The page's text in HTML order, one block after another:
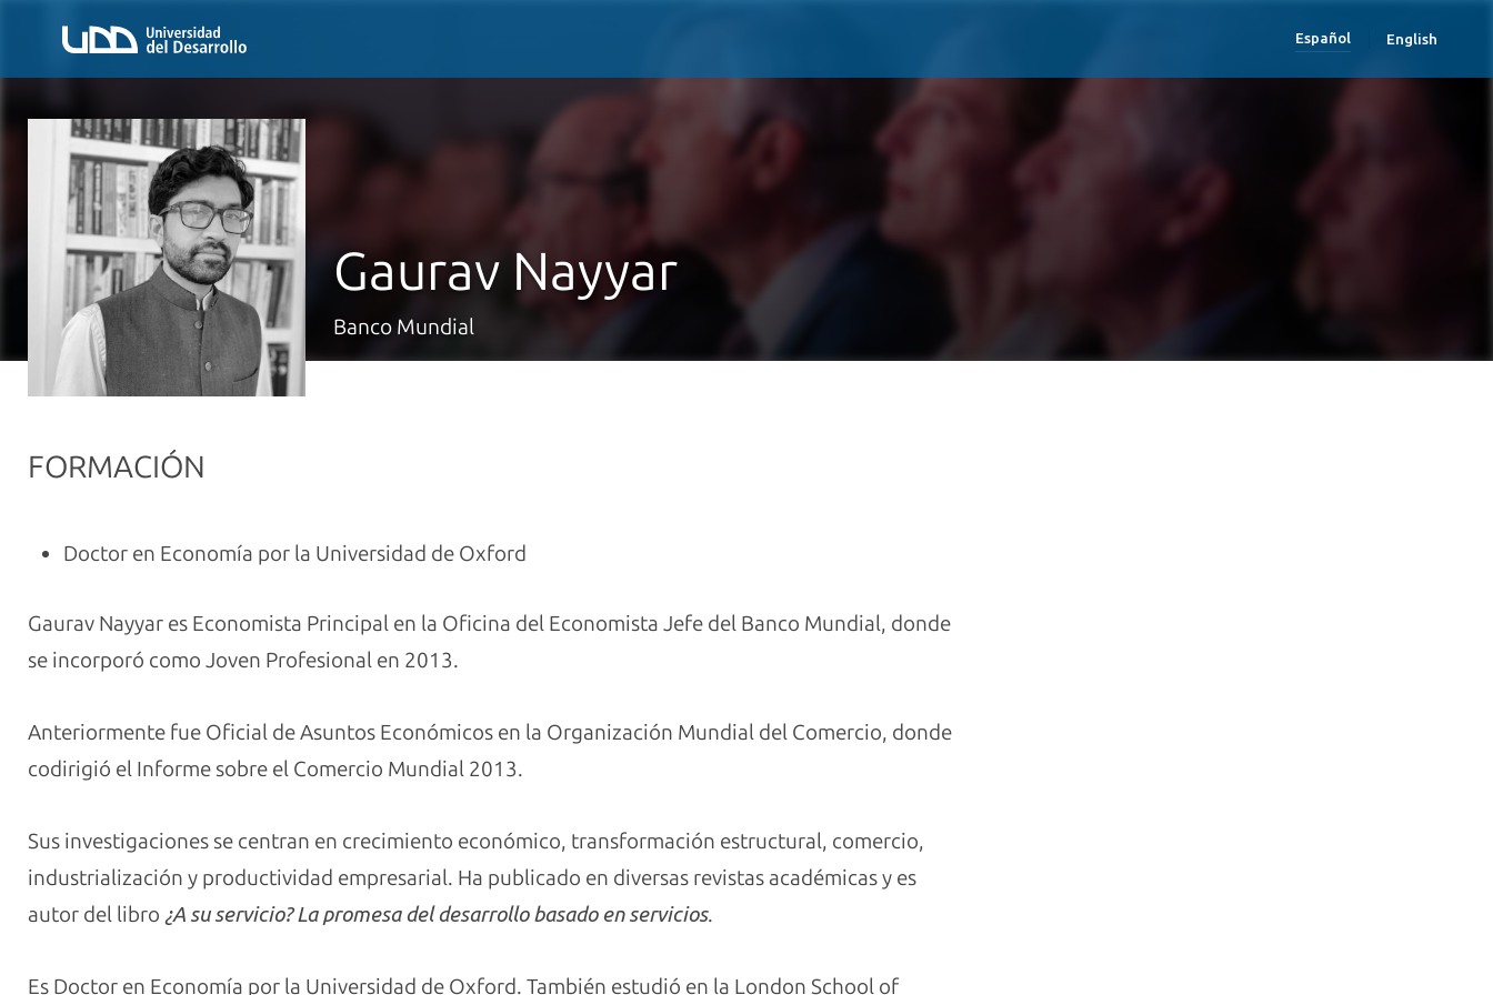
Español English
Gaurav Nayyar
Banco Mundial
FORMACIÓN
Doctor en Economía por la Universidad de Oxford
Gaurav Nayyar es Economista Principal en la Oficina del Economista Jefe del Banco Mundial, donde
se incorporó como Joven Profesional en 2013.
Anteriormente fue Oficial de Asuntos Económicos en la Organización Mundial del Comercio, donde
codirigió el Informe sobre el Comercio Mundial 2013.
Sus investigaciones se centran en crecimiento económico, transformación estructural, comercio,
industrialización y productividad empresarial. Ha publicado en diversas revistas académicas y es
autor del libro ¿A su servicio? La promesa del desarrollo basado en servicios.
Es Doctor en Economía por la Universidad de Oxford. También estudió en la London School of